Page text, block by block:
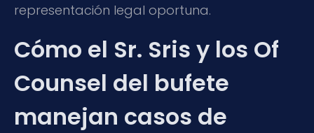
representación legal oportuna.
Cómo el Sr. Sris y los Of
Counsel del bufete
manejan casos de